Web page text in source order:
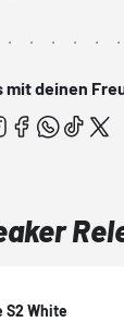
mit deinen
S2 White